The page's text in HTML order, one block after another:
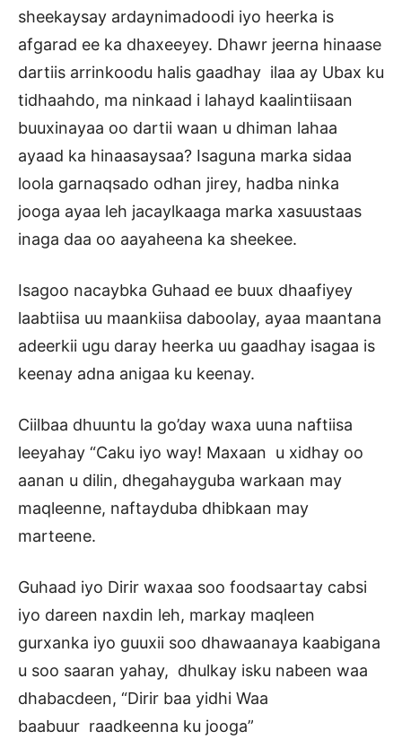
sheekaysay ardaynimadoodi iyo heerka is
afgarad ee ka dhaxeeyey. Dhawr jeerna hinaase
dartiis arrinkoodu halis gaadhay ilaa ay Ubax ku
tidhaahdo, ma ninkaad i lahayd kaalintiisaan
buuxinayaa oo dartii waan u dhiman lahaa
ayaad ka hinaasaysaa? Isaguna marka sidaa
loola garnaqsado odhan jirey, hadba ninka
jooga ayaa leh jacaylkaaga marka xasuustaas
inaga daa oo aayaheena ka sheekee.
Isagoo nacaybka Guhaad ee buux dhaafiyey
laabtiisa uu maankiisa daboolay, ayaa maantana
adeerkii ugu daray heerka uu gaadhay isagaa is
keenay adna anigaa ku keenay.
Ciilbaa dhuuntu la go’day waxa uuna naftiisa
leeyahay “Caku iyo way! Maxaan u xidhay oo
aanan u dilin, dhegahayguba warkaan may
maqleenne, naftayduba dhibkaan may
marteene.
Guhaad iyo Dirir waxaa soo foodsaartay cabsi
iyo dareen naxdin leh, markay maqleen
gurxanka iyo guuxii soo dhawaanaya kaabigana
u soo saaran yahay, dhulkay isku nabeen waa
dhabacdeen, “Dirir baa yidhi Waa
baabuur raadkeenna ku jooga”